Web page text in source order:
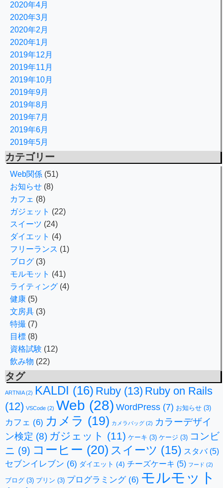
2020年4月
2020年3月
2020年2月
2020年1月
2019年12月
2019年11月
2019年10月
2019年9月
2019年8月
2019年7月
2019年6月
2019年5月
カテゴリー
Web関係 (51)
お知らせ (8)
カフェ (8)
ガジェット (22)
スイーツ (24)
ダイエット (4)
フリーランス (1)
ブログ (3)
モルモット (41)
ライティング (4)
健康 (5)
文房具 (3)
特撮 (7)
目標 (8)
資格試験 (12)
飲み物 (22)
タグ
ARTNIA(2) KALDI (16) Ruby (13) Ruby on Rails
(12) VSCode (2) Web (28) WordPress (7) お知らせ (3)
カフェ (6) カメラ (19) カメラバッグ (2) カラーデザイ
ン検定 (8) ガジェット (11) ケーキ (3) ケージ (3) コンビ
ニ (9) コーヒー (20) スイーツ (15) スタバ(5)
セブンイレブン (6) ダイエット (4) チーズケーキ (5) フード (2)
ブログ (3) プリン (3) プログラミング(6) モルモット